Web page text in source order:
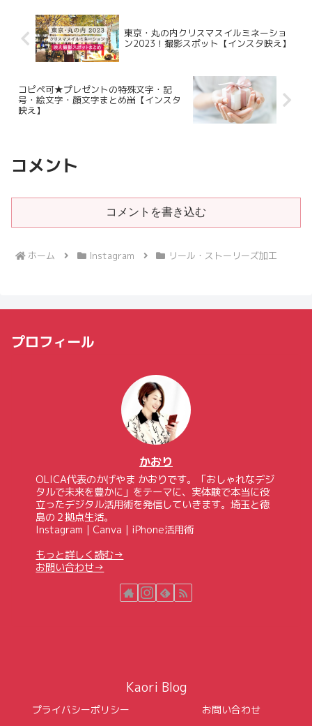
東京・丸の内クリスマスイルミネーショ
ン2023！撮影スポット【インスタ映え】
コピペ可★プレゼントの特殊文字・記
号・絵文字・顔文字まとめ畄【インスタ
映え】
コメント
コメントを書き込む
ホーム Instagram リール・ストーリーズ加工
プロフィール
かおり
OLICA代表のかげやま かおりです。「おしゃれなデジ
タルで未来を豊かに」をテーマに、実体験で本当に役
立ったデジタル活用術を発信していきます。埼玉と徳
島の２拠点生活。
Instagram｜Canva｜iPhone活用術
もっと詳しく読む→
お問い合わせ→
Kaori Blog
プライバシーポリシー お問い合わせ